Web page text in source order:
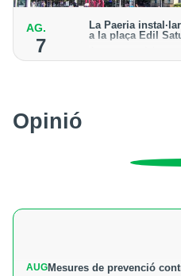
AG.
7
La Paeria
a la plaça Edil
Opinió
AUGMesures de prevenció